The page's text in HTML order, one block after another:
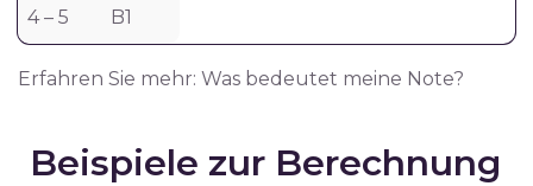
4 – 5 B1
Erfahren Sie mehr: Was bedeutet meine Note?
Beispiele zur Berechnung